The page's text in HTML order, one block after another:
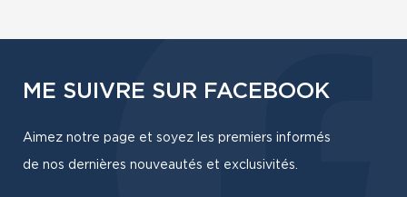
ME SUIVRE SUR FACEBOOK
Aimez notre page et soyez les premiers informés
de nos dernières nouveautés et exclusivités.